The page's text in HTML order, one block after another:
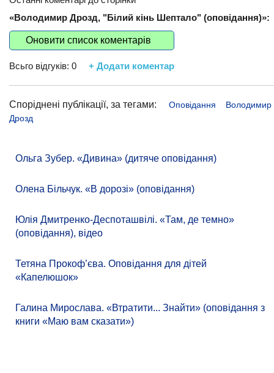
«Володимир Дрозд, "Білий кінь Шептало" (оповідання)»:
Оновити список коментарів
Всьго відгуків: 0 + Додати коментар
Споріднені публікації, за тегами: Оповідання
Володимир
Дрозд
Ольга Зубер. «Дивина» (дитяче оповідання)
Олена Більчук. «В дорозі» (оповідання)
Юлія Дмитренко-Деспоташвілі. «Там, де темно»
(оповідання), відео
Тетяна Прокоф’єва. Оповідання для дітей
«Капелюшок»
Галина Мирослава. «Втратити... Знайти» (оповідання з
книги «Маю вам сказати»)